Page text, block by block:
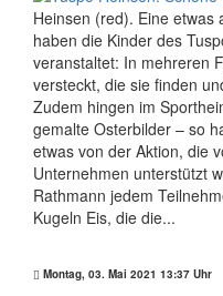
Heinsen (red). Eine
haben die Kinder des
veranstaltet: In mehreren
versteckt, die sie finden
Zudem hingen im
gemalte Osterbilder – so
etwas von der Aktion, die
Unternehmen unterstützt
Rathmann jedem
Kugeln Eis, die die...
Montag, 03. Mai 2021 13:37 Uhr